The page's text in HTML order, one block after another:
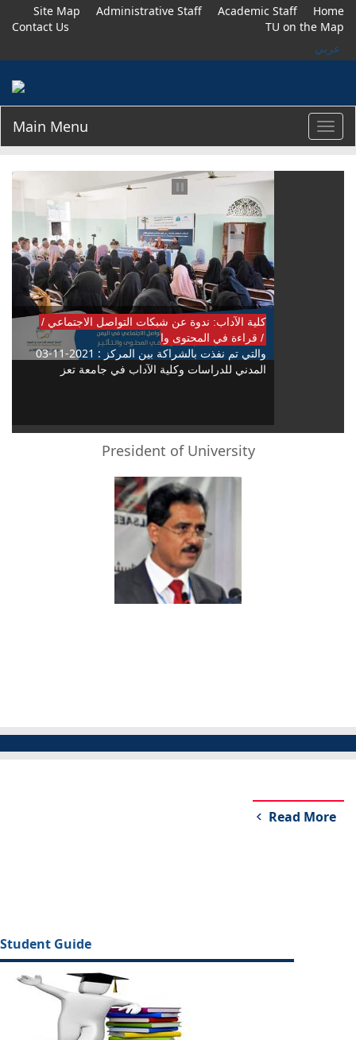
Home
Academic Staff
Administrative Staff
Site Map
TU on the Map
Contact Us
عربي
Main Menu
/ كلية الآداب: ندوة عن شبكات التواصل الاجتماعي
03-11-2021 : والتي تم نفذت بالشراكة بين المركز
المدني للدراسات وكلية الآداب في جامعة تعز
President of University
Read More
Student Guide